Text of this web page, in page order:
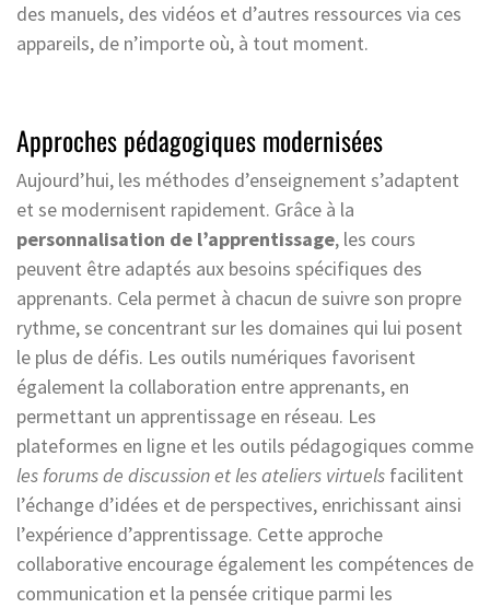
des manuels, des vidéos et d’autres ressources via ces
appareils, de n’importe où, à tout moment.
Approches pédagogiques modernisées
Aujourd’hui, les méthodes d’enseignement s’adaptent
et se modernisent rapidement. Grâce à la
personnalisation de l’apprentissage, les cours
peuvent être adaptés aux besoins spécifiques des
apprenants. Cela permet à chacun de suivre son propre
rythme, se concentrant sur les domaines qui lui posent
le plus de défis. Les outils numériques favorisent
également la collaboration entre apprenants, en
permettant un apprentissage en réseau. Les
plateformes en ligne et les outils pédagogiques comme
les forums de discussion et les ateliers virtuels facilitent
l’échange d’idées et de perspectives, enrichissant ainsi
l’expérience d’apprentissage. Cette approche
collaborative encourage également les compétences de
communication et la pensée critique parmi les